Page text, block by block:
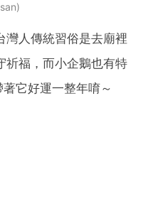
灣人傳統習俗是去廟裡
祈福，而小企鵝也有特
它好運一整年唷～